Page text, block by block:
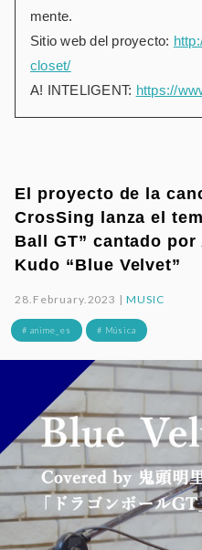
mente.
Sitio web del proyecto:
closet/
A! INTELIGENT: https://
El proyecto de la
CrosSing lanza el
Ball GT” cantado
Kudo “Blue Velvet”
28.February.2023 |MUSIC
# anime_es # Música